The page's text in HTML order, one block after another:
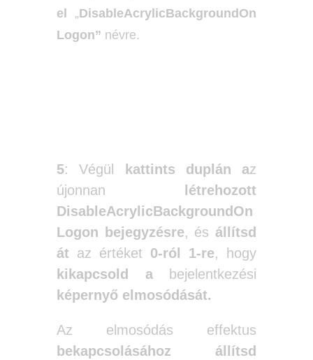
el
„DisableAcrylicBackgroundOn
Logon” névre.
5: Végül kattints duplán az
újonnan
létrehozott
DisableAcrylicBackgroundOn
Logon
bejegyzésre, ésállítsd
átaz értéket 0-ról 1-re, hogy
kikapcsold
abejelentkezési
képernyő elmosódását.
Az elmosódás effektus
bekapcsolásához állítsd